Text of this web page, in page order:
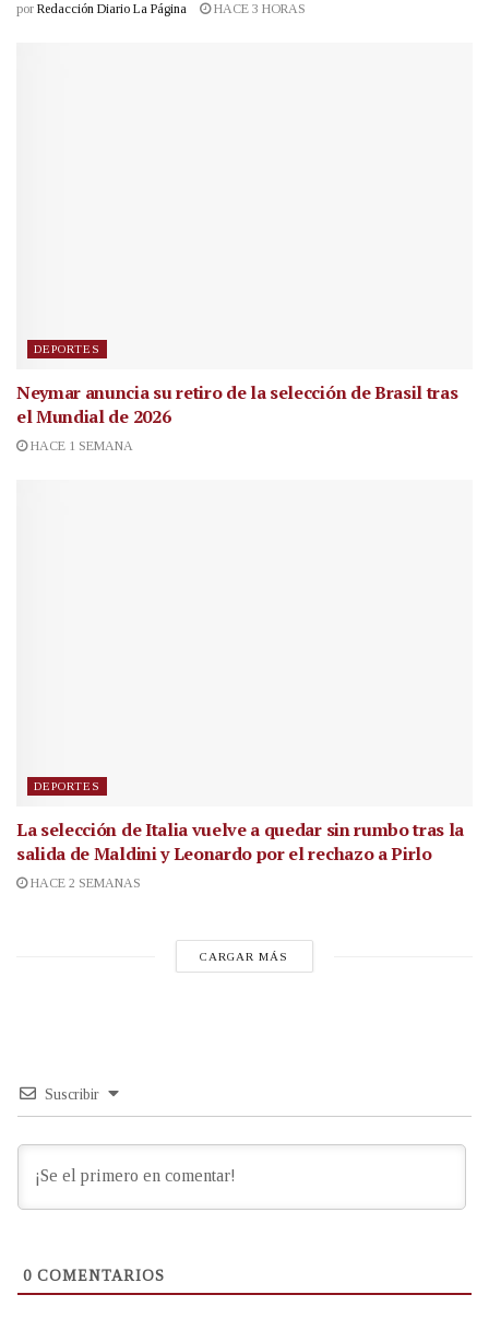
por Redacción Diario La Página HACE 3 HORAS
DEPORTES
Neymar anuncia su retiro de la selección de Brasil tras
el Mundial de 2026
HACE 1 SEMANA
DEPORTES
La selección de Italia vuelve a quedar sin rumbo tras la
salida de Maldini y Leonardo por el rechazo a Pirlo
HACE 2 SEMANAS
CARGAR MÁS
Suscribir
0 COMENTARIOS